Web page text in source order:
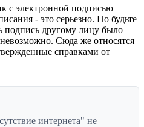
с электронной подписью
- это серьезно. Но будьте
подпись другому лицу было
Сюда же относятся
справками от
интернета" не